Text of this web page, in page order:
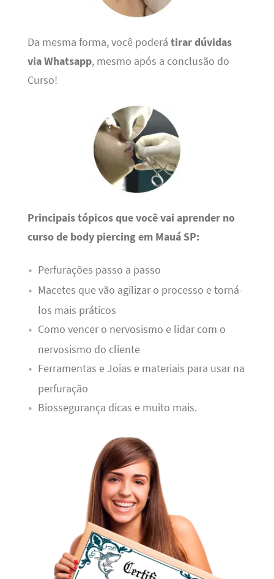
Da mesma forma, você poderá tirar dúvidas
via Whatsapp, mesmo após a conclusão do
Curso!
Principais tópicos que você vai aprender no
curso de body piercing em Mauá SP:
Perfurações passo a passo
Macetes que vão agilizar o processo e torná-
los mais práticos
Como vencer o nervosismo e lidar com o
nervosismo do cliente
Ferramentas e Joias e materiais para usar na
perfuração
Biossegurança dicas e muito mais.